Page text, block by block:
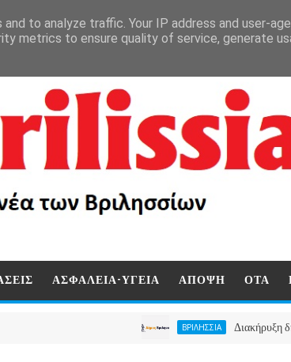
ΑΣΦΑΛΕΙΑ-ΥΓΕΙΑ ΑΠΟΨΗ ΟΤΑ
ΒΡΙΛΗΣΣΙΑ Διακήρυξη
to analyze traffic. Your IP address and user-
metrics to ensure quality of service, generate